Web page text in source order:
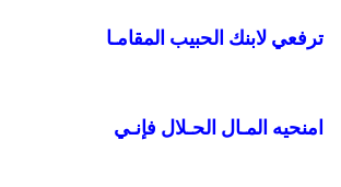
ترفعي لابنك الحبيب المقامـا
امنحيه المـال الحـلال فإنـي